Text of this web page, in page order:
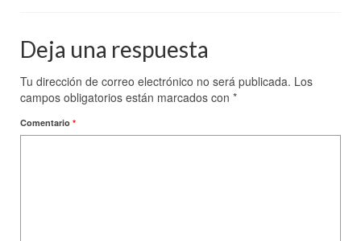
Deja una respuesta
Tu dirección de correo electrónico no será publicada. Los
campos obligatorios están marcados con *
Comentario *